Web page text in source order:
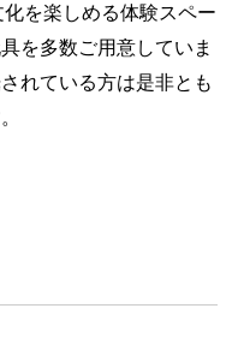
を楽しめる体験スペー
を多数ご用意していま
れている方は是非とも